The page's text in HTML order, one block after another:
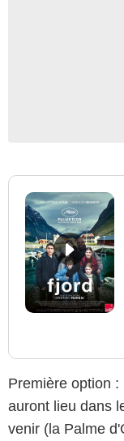
Première option
auront lieu dans
venir (la Palme